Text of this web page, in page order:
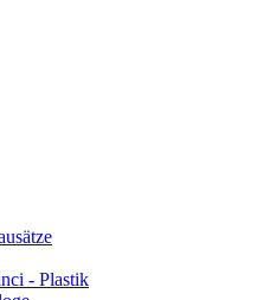
- Plastik